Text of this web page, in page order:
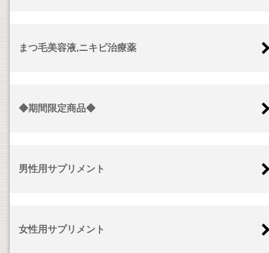
まつ毛美容液,ニキビ治療薬
◆期間限定商品◆
男性用サプリメント
女性用サプリメント